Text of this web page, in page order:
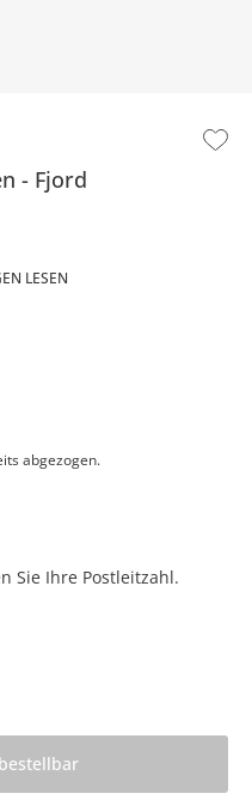
Fjord
LESEN
abgezogen.
Sie Ihre Postleitzahl.